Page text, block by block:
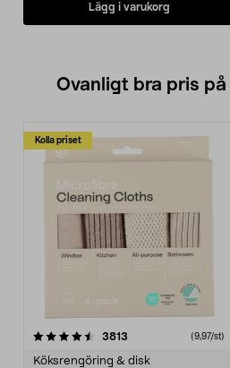
Lägg i varukorg
Ovanligt bra pris
Kolla priset
3813 (9,97/st)
Köksrengöring & disk
4.0av 5 stjärnor